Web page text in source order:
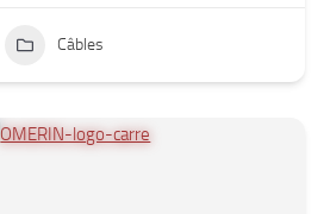
Câbles